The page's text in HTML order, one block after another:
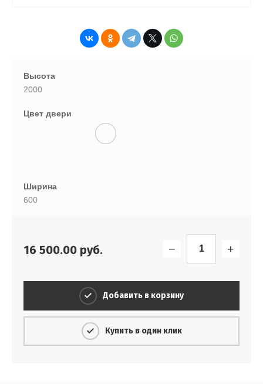
Высота
2000
Цвет двери
Ширина
600
16 500.00 руб. − +
Добавить в корзину
Купить в один клик